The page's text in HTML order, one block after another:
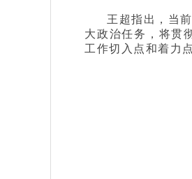
王超指出，当
大政治任务，将贯
工作切入点和着力